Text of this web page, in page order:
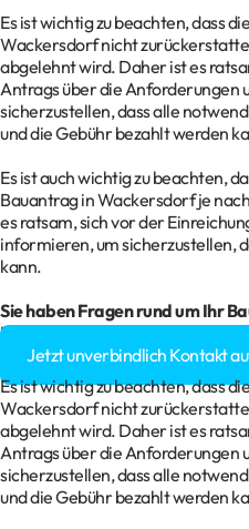
Es ist wichtig zu beachten, dass
Wackersdorf nicht
abgelehnt wird. Daher ist es
Antrags über die Anforderungen
sicherzustellen, dass alle
und die Gebühr bezahlt werden
Es ist auch wichtig zu beachten,
Bauantrag in Wackersdorf je
es ratsam, sich vor der
informieren, um sicherzustellen,
kann.
Sie haben Fragen rund um Ihr
Baugenehmigung?
Jetzt unverbindlich Kontakt
Es ist wichtig zu beachten, dass
Wackersdorf nicht
abgelehnt wird. Daher ist es
Antrags über die Anforderungen
sicherzustellen, dass alle
und die Gebühr bezahlt werden